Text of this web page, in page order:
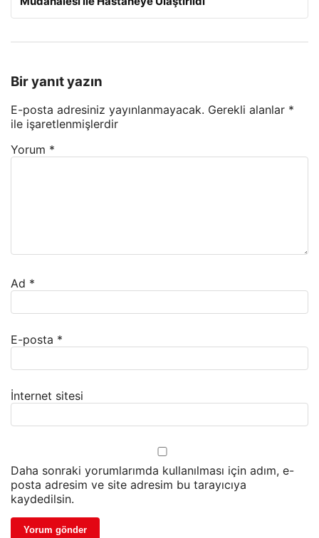
Bir yanıt yazın
E-posta adresiniz yayınlanmayacak. Gerekli alanlar *
ile işaretlenmişlerdir
Yorum *
Ad *
E-posta *
İnternet sitesi
Daha sonraki yorumlarımda kullanılması için adım, e-
posta adresim ve site adresim bu tarayıcıya
kaydedilsin.